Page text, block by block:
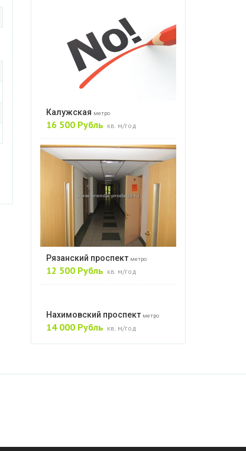
Калужская метро
16 500 Рубль кв. м/год
Рязанский проспект метро
12 500 Рубль кв. м/год
Нахимовский проспект метро
14 000 Рубль кв. м/год